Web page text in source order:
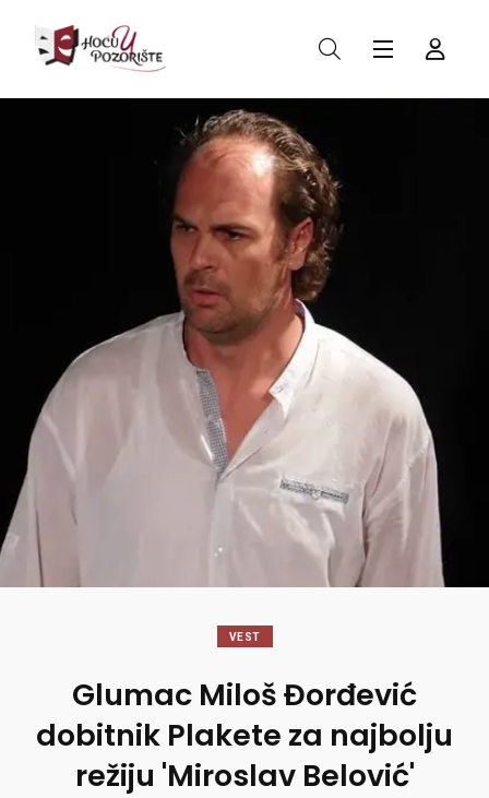
VEST
Glumac Miloš Đorđević
dobitnik Plakete za najbolju
režiju 'Miroslav Belović'